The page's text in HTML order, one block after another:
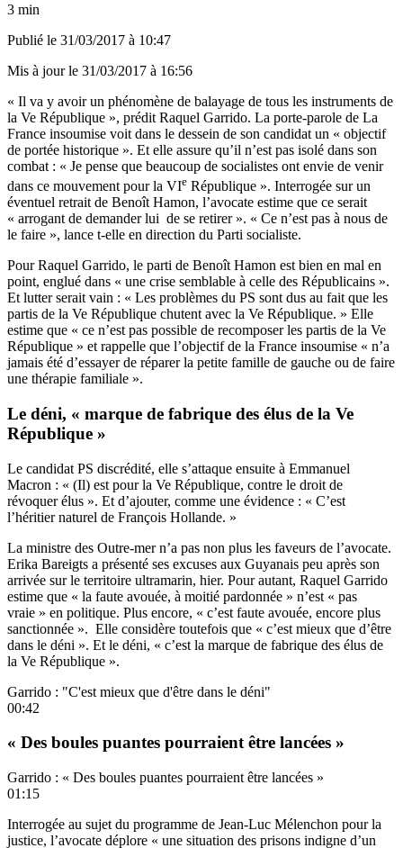
3 min
Publié le 31/03/2017 à 10:47
Mis à jour le 31/03/2017 à 16:56
« Il va y avoir un phénomène de balayage de tous les instruments de
la Ve République », prédit Raquel Garrido. La porte-parole de La
France insoumise voit dans le dessein de son candidat un « objectif
de portée historique ». Et elle assure qu’il n’est pas isolé dans son
combat : « Je pense que beaucoup de socialistes ont envie de venir
dans ce mouvement pour la VIe République ». Interrogée sur un
éventuel retrait de Benoît Hamon, l’avocate estime que ce serait
« arrogant de demander lui de se retirer ». « Ce n’est pas à nous de
le faire », lance t-elle en direction du Parti socialiste.
Pour Raquel Garrido, le parti de Benoît Hamon est bien en mal en
point, englué dans « une crise semblable à celle des Républicains ».
Et lutter serait vain : « Les problèmes du PS sont dus au fait que les
partis de la Ve République chutent avec la Ve République. » Elle
estime que « ce n’est pas possible de recomposer les partis de la Ve
République » et rappelle que l’objectif de la France insoumise « n’a
jamais été d’essayer de réparer la petite famille de gauche ou de faire
une thérapie familiale ».
Le déni, « marque de fabrique des élus de la Ve
République »
Le candidat PS discrédité, elle s’attaque ensuite à Emmanuel
Macron : « (Il) est pour la Ve République, contre le droit de
révoquer élus ». Et d’ajouter, comme une évidence : « C’est
l’héritier naturel de François Hollande. »
La ministre des Outre-mer n’a pas non plus les faveurs de l’avocate.
Erika Bareigts a présenté ses excuses aux Guyanais peu après son
arrivée sur le territoire ultramarin, hier. Pour autant, Raquel Garrido
estime que « la faute avouée, à moitié pardonnée » n’est « pas
vraie » en politique. Plus encore, « c’est faute avouée, encore plus
sanctionnée ». Elle considère toutefois que « c’est mieux que d’être
dans le déni ». Et le déni, « c’est la marque de fabrique des élus de
la Ve République ».
Garrido : "C'est mieux que d'être dans le déni"
00:42
« Des boules puantes pourraient être lancées »
Garrido : « Des boules puantes pourraient être lancées »
01:15
Interrogée au sujet du programme de Jean-Luc Mélenchon pour la
justice, l’avocate déplore « une situation des prisons indigne d’un